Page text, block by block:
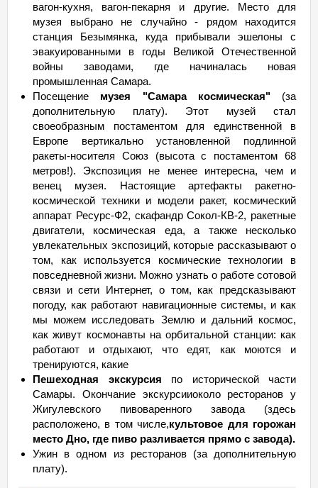
вагон-кухня, вагон-пекарня и другие. Место для
музея выбрано не случайно - рядом находится
станция Безымянка, куда прибывали эшелоны с
эвакуированными в годы Великой Отечественной
войны заводами, где начиналась новая
промышленная Самара.
Посещение музея "Самара космическая" (за
дополнительную плату). Этот музей стал
своеобразным постаментом для единственной в
Европе вертикально установленной подлинной
ракеты-носителя Союз (высота с постаментом 68
метров!). Экспозиция не менее интересна, чем и
венец музея. Настоящие артефакты ракетно-
космической техники и модели ракет, космический
аппарат Ресурс-Ф2, скафандр Сокол-КВ-2, ракетные
двигатели, космическая еда, а также несколько
увлекательных экспозиций, которые рассказывают о
том, как используется космические технологии в
повседневной жизни. Можно узнать о работе сотовой
связи и сети Интернет, о том, как предсказывают
погоду, как работают навигационные системы, и как
мы можем исследовать Землю и дальний космос,
как живут космонавты на орбитальной станции: как
работают и отдыхают, что едят, как моются и
тренируются, какие
Пешеходная экскурсия по исторической части
Самары. Окончание экскурсииоколо ресторанов у
Жигулевского пивоваренного завода (здесь
расположено, в том числе,культовое для горожан
место Дно, где пиво разливается прямо с завода).
Ужин в одном из ресторанов (за дополнительную
плату).